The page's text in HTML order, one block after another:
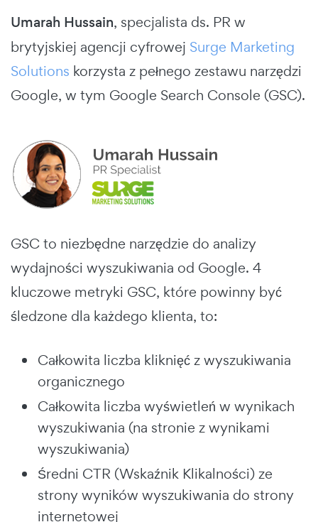
Umarah Hussain, specjalista ds. PR w
brytyjskiej agencji cyfrowej Surge Marketing
Solutions korzysta z pełnego zestawu narzędzi
Google, w tym Google Search Console (GSC).
GSC to niezbędne narzędzie do analizy
wydajności wyszukiwania od Google. 4
kluczowe metryki GSC, które powinny być
śledzone dla każdego klienta, to:
Całkowita liczba kliknięć z wyszukiwania
organicznego
Całkowita liczba wyświetleń w wynikach
wyszukiwania (na stronie z wynikami
wyszukiwania)
Średni CTR (Wskaźnik Klikalności) ze
strony wyników wyszukiwania do strony
internetowej